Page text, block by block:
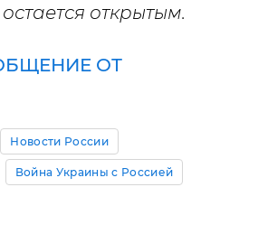
открытым.
ОТ
Новости России
Война Украины с Россией